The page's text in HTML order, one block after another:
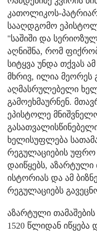
კათოლიკოს-
სააღდგომო
"საშიში და
აღნიშნა, რომ
სიტყვა უნდა თქვას
მხრივ, ილია მეორეს
აღმასრულებელი
გამოეხმაურნენ.
ეპისტოლე
ხელისუფლება
რეგულაციების უფრო
დაიწყებს,
ისტორიას და ამ
რეგულაციებს
აზარტული
1520 წლიდან იწყება